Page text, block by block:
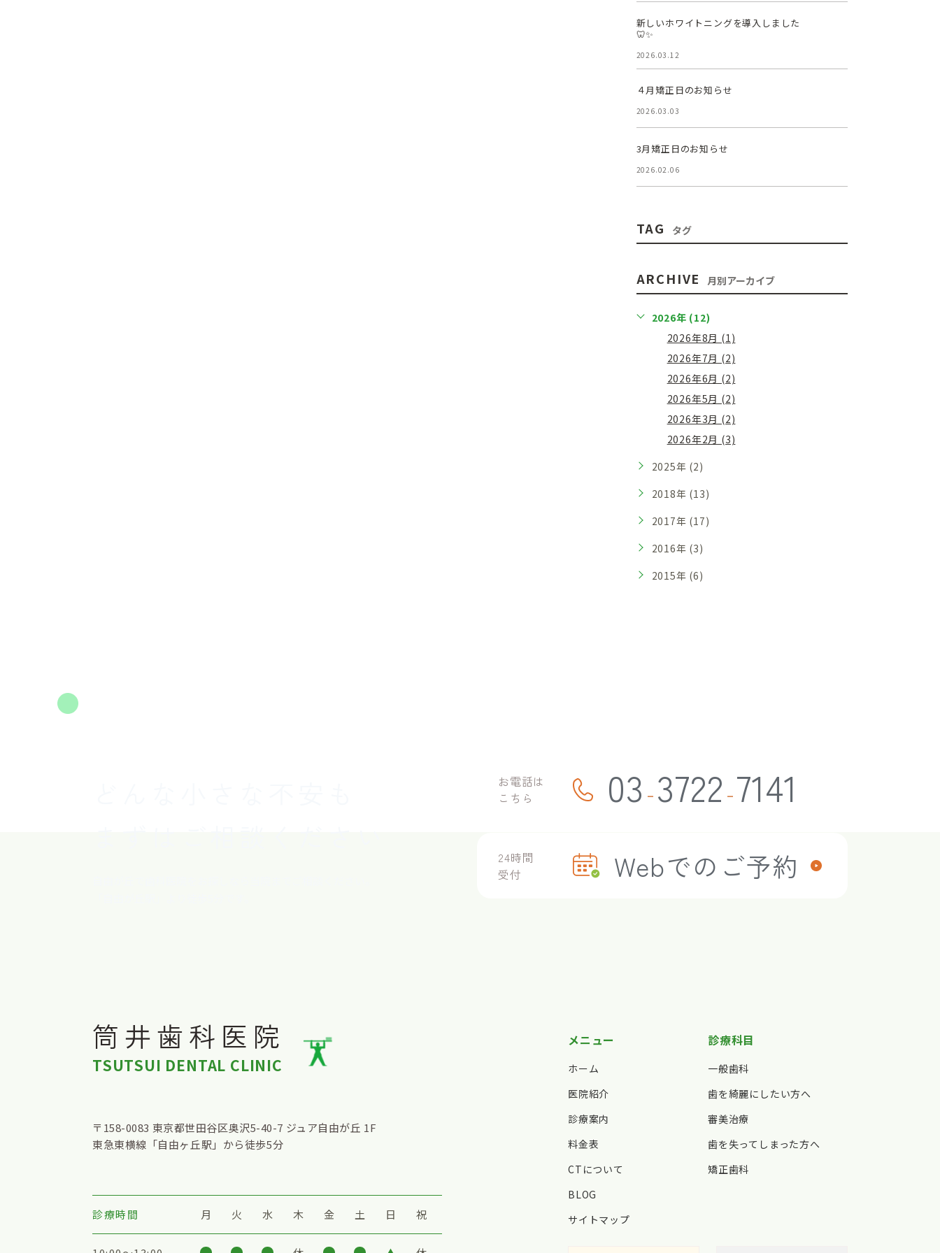
新しいホワイトニングを導入しました
🦷✨
2026.03.12
４月矯正日のお知らせ
2026.03.03
3月矯正日のお知らせ
2026.02.06
TAG タグ
ARCHIVE 月別アーカイブ
2026年 (12)
2026年8月 (1)
2026年7月 (2)
2026年6月 (2)
2026年5月 (2)
2026年3月 (2)
2026年2月 (3)
2025年 (2)
2018年 (13)
2017年 (17)
2016年 (3)
2015年 (6)
お電話は
こちら
03 -3722-7141
24時間
受付
Webでのご予約
筒井歯科医院
TSUTSUI DENTAL CLINIC
〒158-0083 東京都世田谷区奥沢5-40-7 ジュア自由が丘 1F
東急東横線「自由ヶ丘駅」から徒歩5分
診療時間 月 火 水 木 金 土 日 祝
メニュー
ホーム
医院紹介
診療案内
料金表
CTについて
BLOG
サイトマップ
診療科目
一般歯科
歯を綺麗にしたい方へ
審美治療
歯を失ってしまった方へ
矯正歯科